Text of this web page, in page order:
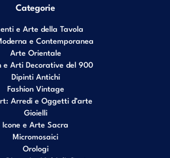
Categorie
e Arte della Tavola
e Contemporanea
Arte Orientale
e Arti Decorative del 900
Dipinti Antichi
Fashion Vintage
Arredi e Oggetti d’arte
Gioielli
Icone e Arte Sacra
Micromosaici
Orologi